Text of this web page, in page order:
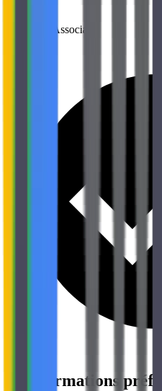
Terraform Associate
Mes formations